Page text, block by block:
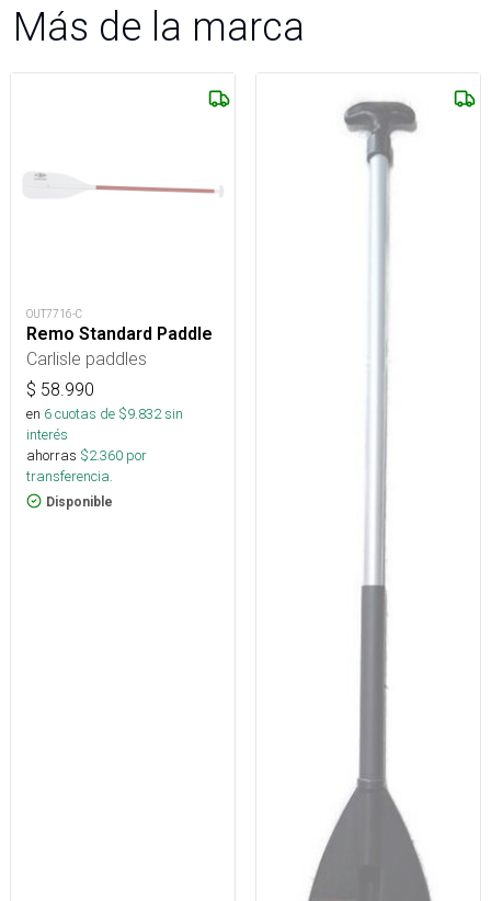
Más de la marca
OUT7716-C
Remo Standard Paddle
Carlisle paddles
$ 58.990
en 6cuotas de $9.832sin
interés
ahorras $2.360 por
transferencia.
Disponible